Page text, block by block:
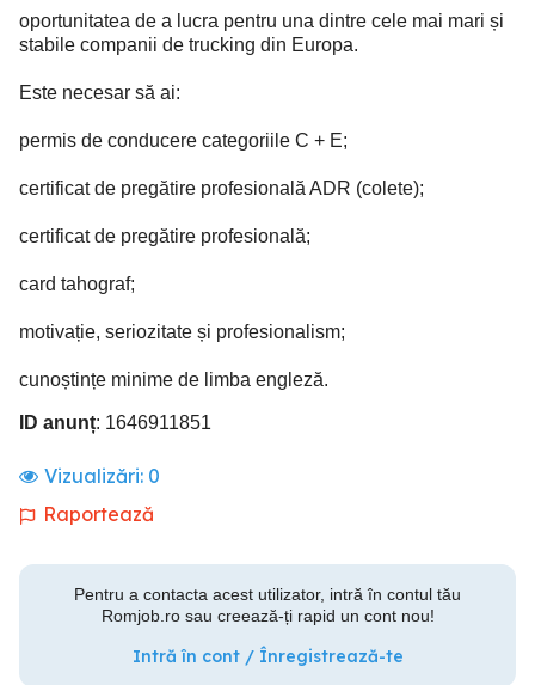
oportunitatea de a lucra pentru una dintre cele mai mari și
stabile companii de trucking din Europa.
Este necesar să ai:
permis de conducere categoriile C + E;
certificat de pregătire profesională ADR (colete);
certificat de pregătire profesională;
card tahograf;
motivație, seriozitate și profesionalism;
cunoștințe minime de limba engleză.
ID anunț: 1646911851
Vizualizări: 0
Raportează
Pentru a contacta acest utilizator, intră în contul tău
Romjob.ro sau creează-ți rapid un cont nou!
Intră în cont / Înregistrează-te